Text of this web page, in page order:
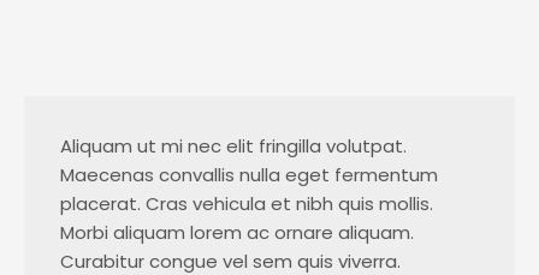
Aliquam ut mi nec elit fringilla volutpat.
Maecenas convallis nulla eget fermentum
placerat. Cras vehicula et nibh quis mollis.
Morbi aliquam lorem ac ornare aliquam.
Curabitur congue vel sem quis viverra.